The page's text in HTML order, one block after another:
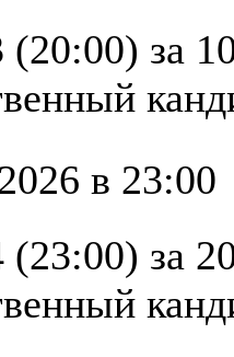
(20:00) за
в 23:00
(23:00) за